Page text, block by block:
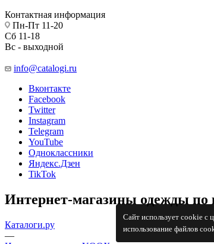
Сайт использует cookie с
использование файлов
Контактная информация
Пн-Пт 11-20
Сб 11-18
Вс - выходной
info@catalogi.ru
Вконтакте
Facebook
Twitter
Instagram
Telegram
YouTube
Одноклассники
Яндекс.Дзен
TikTok
Интернет-магазины одежды
Каталоги.ру
—